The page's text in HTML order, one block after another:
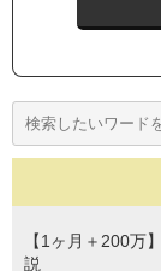
【1ヶ月＋200万
説